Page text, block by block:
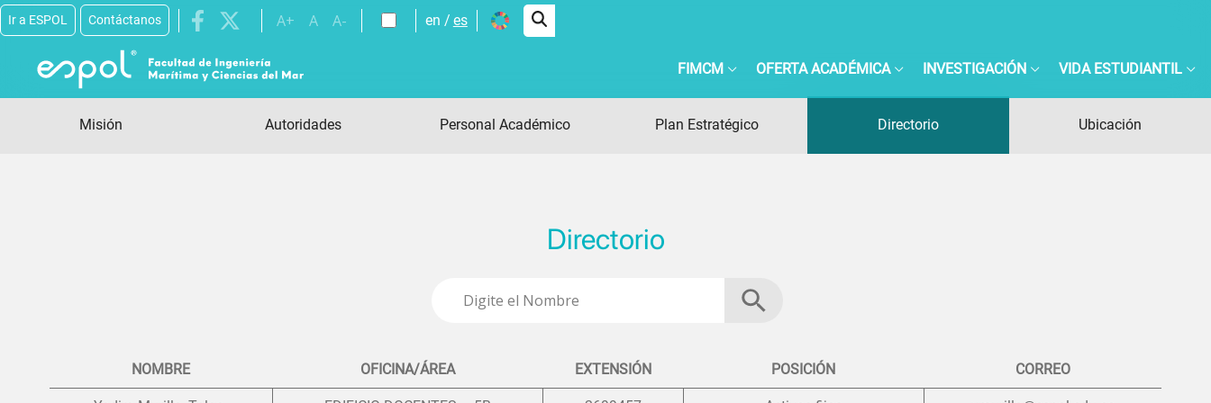
Pasar al contenido principal
Ir a ESPOL Contáctanos A+ A A- en es
FIMCM OFERTA ACADÉMICA INVESTIGACIÓN VIDA ESTUDIANTIL
Misión Autoridades Personal Académico Plan Estratégico Directorio Ubicación
Directorio
NOMBRE OFICINA/ÁREA EXTENSIÓN POSICIÓN CORREO